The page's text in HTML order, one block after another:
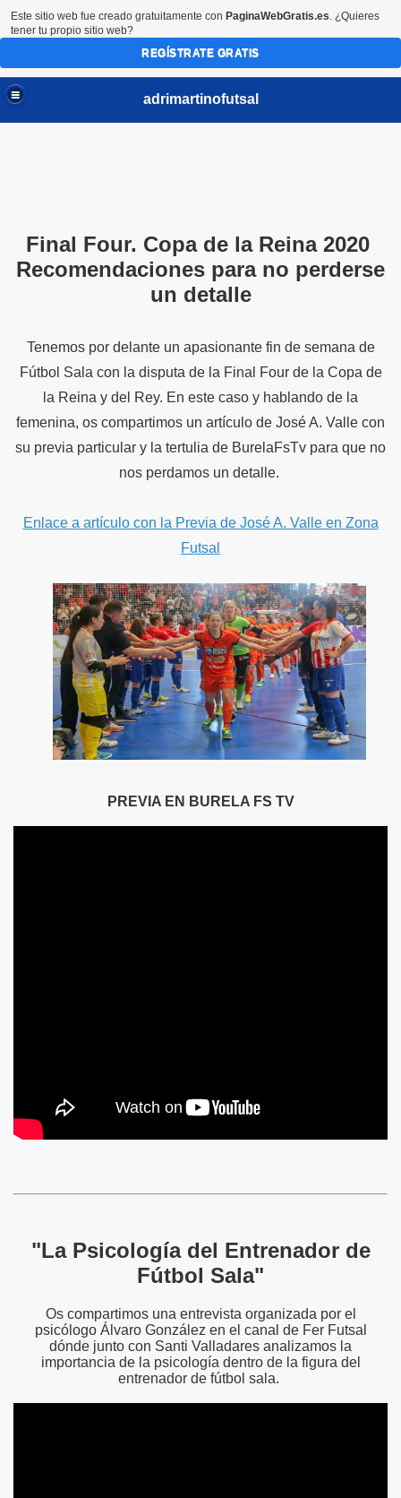
adrimartinofutsal
Final Four. Copa de la Reina 2020
Recomendaciones para no perderse
un detalle
Tenemos por delante un apasionante fin de semana de
Fútbol Sala con la disputa de la Final Four de la Copa de
la Reina y del Rey. En este caso y hablando de la
femenina, os compartimos un artículo de José A. Valle con
su previa particular y la tertulia de BurelaFsTv para que no
nos perdamos un detalle.
Enlace a artículo con la Previa de José A. Valle en Zona
Futsal
PREVIA EN BURELA FS TV
"La Psicología del Entrenador de
Fútbol Sala"
Os compartimos una entrevista organizada por el
psicólogo Álvaro González en el canal de Fer Futsal
dónde junto con Santi Valladares analizamos la
importancia de la psicología dentro de la figura del
entrenador de fútbol sala.
Vamar
Este sitio web fue creado gratuitamente con PaginaWebGratis.es. ¿Quieres
tener tu propio sitio web?
REGÍSTRATE GRATIS